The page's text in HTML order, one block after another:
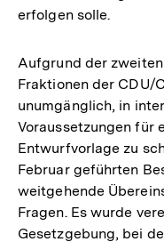
erfolgen solle.
Aufgrund der
Fraktionen der CDU/
unumgänglich, in
Voraussetzungen für
Entwurfvorlage zu
Februar geführten
weitgehende
Fragen. Es wurde
Gesetzgebung, bei